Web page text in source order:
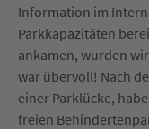
Information im
Parkkapazitäten
ankamen, wurden
war übervoll! Nach
einer Parklücke,
freien